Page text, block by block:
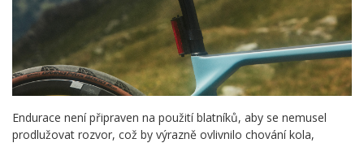
Endurace není připraven na použití blatníků, aby se nemusel
prodlužovat rozvor, což by výrazně ovlivnilo chování kola,